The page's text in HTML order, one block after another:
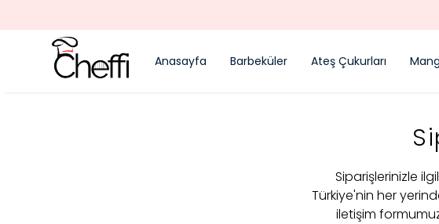
TÜM ÜRÜNLERDE
Anasayfa Barbeküler Ateş Çukurları
Siparişlerinizle
Türkiye'nin her
iletişim